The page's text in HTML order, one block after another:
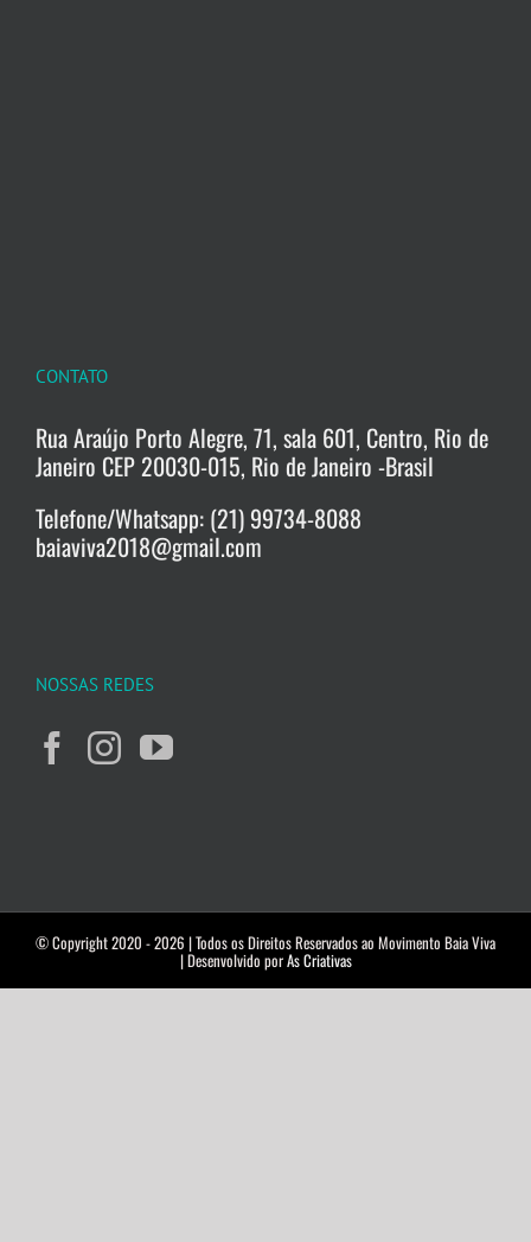
CONTATO
Rua Araújo Porto Alegre, 71, sala 601, Centro, Rio de
Janeiro CEP 20030-015, Rio de Janeiro -Brasil
Telefone/Whatsapp: (21) 99734-8088
baiaviva2018@gmail.com
NOSSAS REDES
© Copyright 2020 -2026 | Todos os Direitos Reservados ao Movimento Baia Viva
| Desenvolvido porAs Criativas